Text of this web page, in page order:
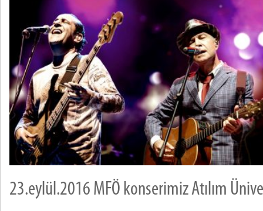
23.eylül.2016 MFÖ konserimiz Atılım